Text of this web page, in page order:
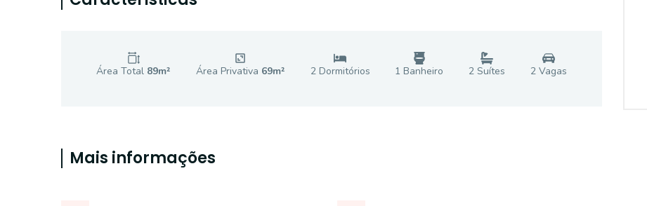
Área Total 89m² Área Privativa 69m² 2Dormitórios 1 Banheiro 2 Suítes 2Vagas
Mais informações